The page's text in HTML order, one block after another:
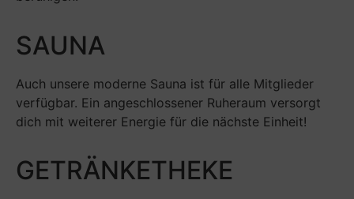
SAUNA
Auch unsere moderne Sauna ist für alle Mitglieder
verfügbar. Ein angeschlossener Ruheraum versorgt
dich mit weiterer Energie für die nächste Einheit!
GETRÄNKETHEKE